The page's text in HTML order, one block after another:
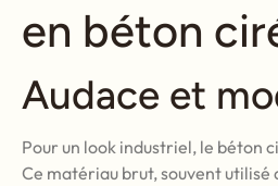
en béton
Audace et
Pour un look industriel, le béton
Ce matériau brut, souvent utilisé